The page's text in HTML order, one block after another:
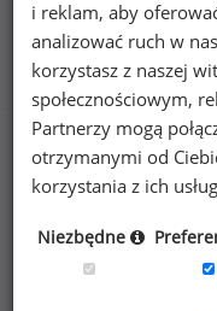
Benefity na
i reklam, aby
analizować ruch w
korzystasz z naszej
społecznościowym,
Partnerzy mogą
otrzymanymi od
korzystania z ich
Niezbędne